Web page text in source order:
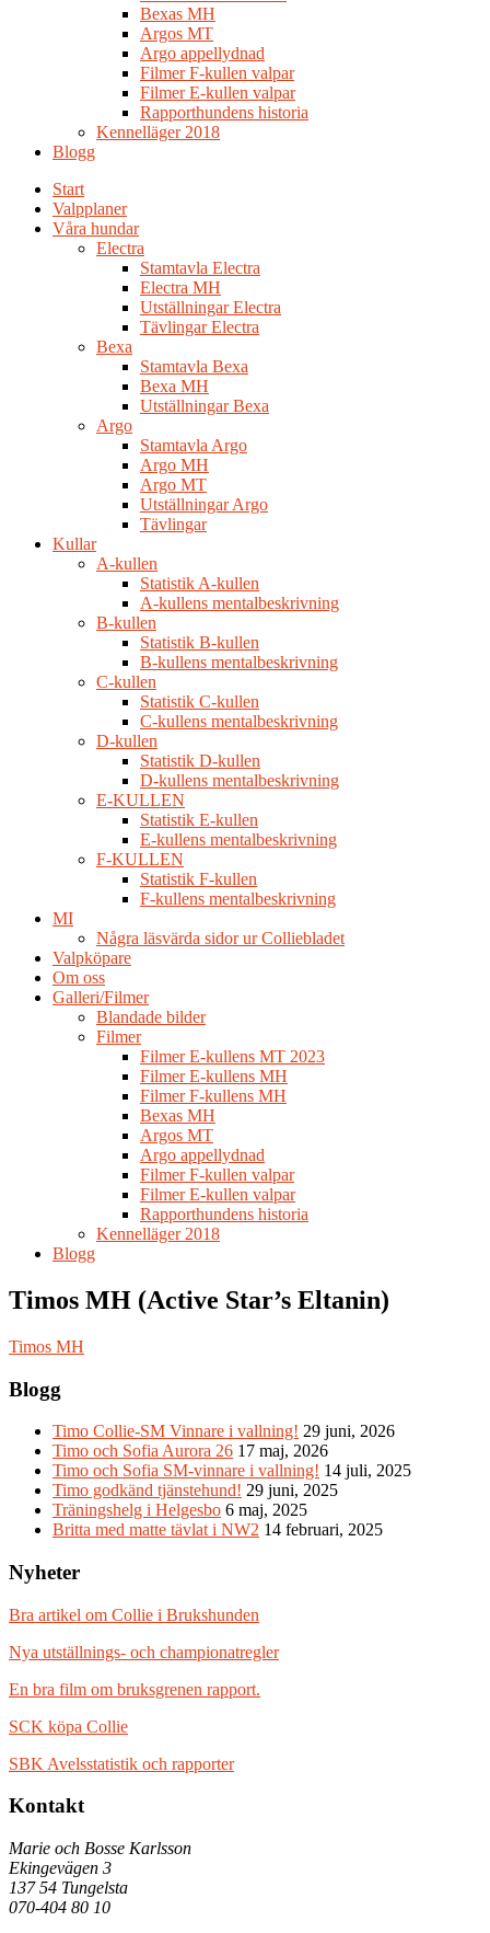
Bexas MH
Argos MT
Argo appellydnad
Filmer F-kullen valpar
Filmer E-kullen valpar
Rapporthundens historia
Kennelläger 2018
Blogg
Start
Valpplaner
Våra hundar
Electra
Stamtavla Electra
Electra MH
Utställningar Electra
Tävlingar Electra
Bexa
Stamtavla Bexa
Bexa MH
Utställningar Bexa
Argo
Stamtavla Argo
Argo MH
Argo MT
Utställningar Argo
Tävlingar
Kullar
A-kullen
Statistik A-kullen
A-kullens mentalbeskrivning
B-kullen
Statistik B-kullen
B-kullens mentalbeskrivning
C-kullen
Statistik C-kullen
C-kullens mentalbeskrivning
D-kullen
Statistik D-kullen
D-kullens mentalbeskrivning
E-KULLEN
Statistik E-kullen
E-kullens mentalbeskrivning
F-KULLEN
Statistik F-kullen
F-kullens mentalbeskrivning
MI
Några läsvärda sidor ur Colliebladet
Valpköpare
Om oss
Galleri/Filmer
Blandade bilder
Filmer
Filmer E-kullens MT 2023
Filmer E-kullens MH
Filmer F-kullens MH
Bexas MH
Argos MT
Argo appellydnad
Filmer F-kullen valpar
Filmer E-kullen valpar
Rapporthundens historia
Kennelläger 2018
Blogg
Timos MH (Active Star’s Eltanin)
Timos MH
Blogg
Timo Collie-SM Vinnare i vallning! 29 juni, 2026
Timo och Sofia Aurora 26 17 maj, 2026
Timo och Sofia SM-vinnare i vallning! 14 juli, 2025
Timo godkänd tjänstehund! 29 juni, 2025
Träningshelg i Helgesbo 6 maj, 2025
Britta med matte tävlat i NW2 14 februari, 2025
Nyheter
Bra artikel om Collie i Brukshunden
Nya utställnings- och championatregler
En bra film om bruksgrenen rapport.
SCK köpa Collie
SBK Avelsstatistik och rapporter
Kontakt
Marie och Bosse Karlsson
Ekingevägen 3
137 54 Tungelsta
070-404 80 10